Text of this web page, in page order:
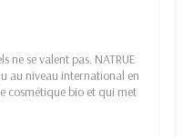
ne se valent pas. NATRUE
au niveau international en
cosmétique bio et qui met